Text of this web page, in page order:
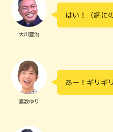
大川豊治
はい！（網に
嘉数ゆり
あー！ギリギ